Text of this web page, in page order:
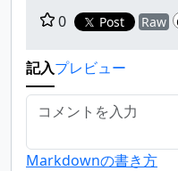
0
Post Raw
記入プレビュー
Markdownの書き方